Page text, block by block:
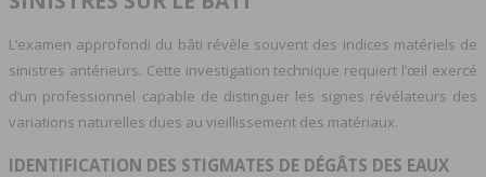
L’examen approfondi du bâti révèle souvent des indices matériels de
sinistres antérieurs. Cette investigation technique requiert l’œil exercé
d’un professionnel capable de distinguer les signes révélateurs des
variations naturelles dues au vieillissement des matériaux.
IDENTIFICATION DES STIGMATES DE DÉGÂTS DES EAUX